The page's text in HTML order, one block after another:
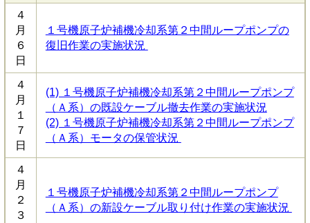
４
月
６
日
１号機原子炉補機冷却系第２中間ループポンプの
復旧作業の実施状況
４
月
１
７
日
(1) １号機原子炉補機冷却系第２中間ループポンプ
（Ａ系）の既設ケーブル撤去作業の実施状況
(2) １号機原子炉補機冷却系第２中間ループポンプ
（Ａ系）モータの保管状況
４
月
２
３
１号機原子炉補機冷却系第２中間ループポンプ
（Ａ系）の新設ケーブル取り付け作業の実施状況